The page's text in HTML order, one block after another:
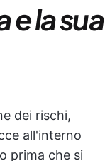
la sua
dei rischi,
all'interno
prima che si